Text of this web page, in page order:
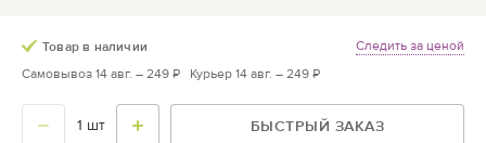
Товар в наличии
Следить за ценой
Самовывоз 14 авг. – 249 ₽ Курьер 14 авг. – 249 ₽
БЫСТРЫЙ ЗАКАЗ